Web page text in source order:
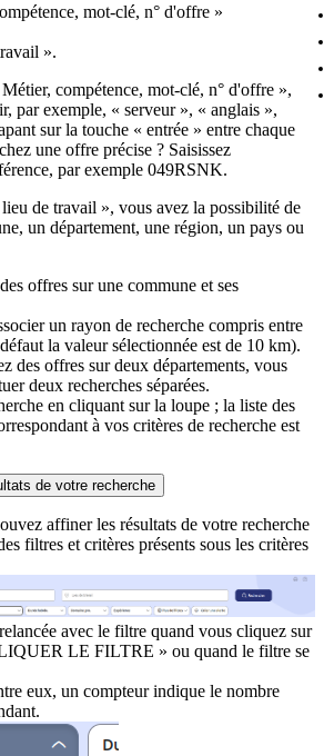
mot-clé, n° d'offre »
».
compétence, mot-clé, n° d'offre »,
par exemple, « serveur », « anglais »,
sur la touche « entrée » entre chaque
une offre précise ? Saisissez
par exemple 049RSNK.
de travail », vous avez la possibilité de
un département, une région, un pays ou
offres sur une commune et ses
un rayon de recherche compris entre
la valeur sélectionnée est de 10 km).
des offres sur deux départements, vous
deux recherches séparées.
en cliquant sur la loupe ; la liste des
à vos critères de recherche est
de votre recherche
affiner les résultats de votre recherche
filtres et critères présents sous les critères
avec le filtre quand vous cliquez sur
LE FILTRE » ou quand le filtre se
eux, un compteur indique le nombre